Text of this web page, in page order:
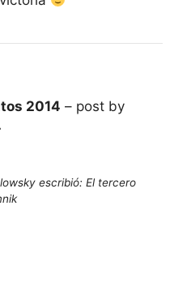
2014 – post by
escribió: El tercero